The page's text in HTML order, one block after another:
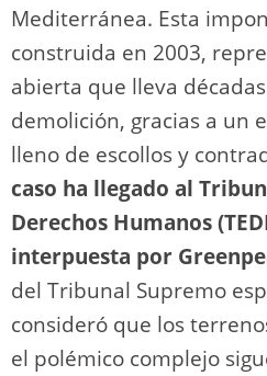
Mediterránea. Esta
construida en 2003,
abierta que lleva
demolición, gracias a un
lleno de escollos y
caso ha llegado al
Derechos Humanos
interpuesta por
del Tribunal Supremo
consideró que los
el polémico complejo